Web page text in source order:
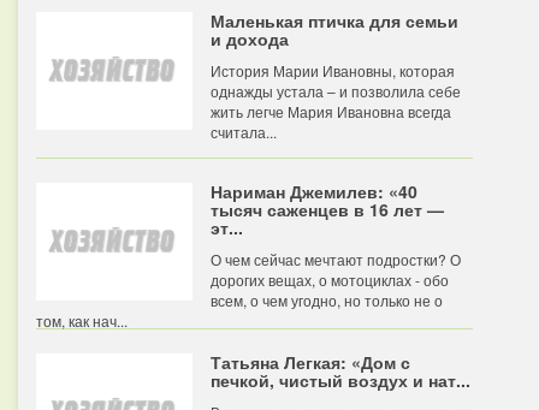
Маленькая птичка для семьи
и дохода
История Марии Ивановны, которая
однажды устала – и позволила себе
жить легче Мария Ивановна всегда
считала...
Нариман Джемилев: «40
тысяч саженцев в 16 лет —
эт...
О чем сейчас мечтают подростки? О
дорогих вещах, о мотоциклах - обо
всем, о чем угодно, но только не о
том, как нач...
Татьяна Легкая: «Дом с
печкой, чистый воздух и нат...